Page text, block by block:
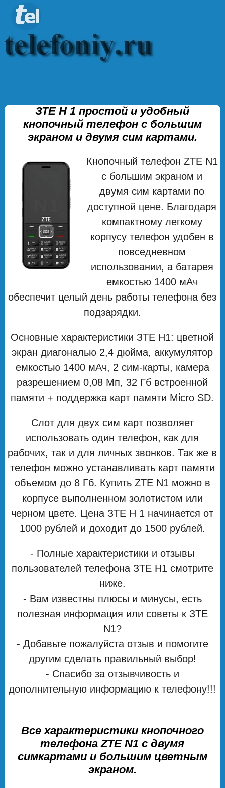
ЗТЕ Н 1 простой и удобный
кнопочный телефон с большим
экраном и двумя сим картами.
Кнопочный телефон ZTE N1
с большим экраном и
двумя сим картами по
доступной цене. Благодаря
компактному легкому
корпусу телефон удобен в
повседневном
использовании, а батарея
емкостью 1400 мАч
обеспечит целый день работы телефона без
подзарядки.
Основные характеристики ЗТЕ Н1: цветной
экран диагональю 2,4 дюйма, аккумулятор
емкостью 1400 мАч, 2 сим-карты, камера
разрешением 0,08 Мп, 32 Гб встроенной
памяти + поддержка карт памяти Micro SD.
Слот для двух сим карт позволяет
использовать один телефон, как для
рабочих, так и для личных звонков. Так же в
телефон можно устанавливать карт памяти
объемом до 8 Гб. Купить ZTE N1 можно в
корпусе выполненном золотистом или
черном цвете. Цена ЗТЕ Н 1 начинается от
1000 рублей и доходит до 1500 рублей.
- Полные характеристики и отзывы
пользователей телефона ЗТЕ Н1 смотрите
ниже.
- Вам известны плюсы и минусы, есть
полезная информация или советы к ЗТЕ
N1?
- Добавьте пожалуйста отзыв и помогите
другим сделать правильный выбор!
- Спасибо за отзывчивость и
дополнительную информацию к телефону!!!
Все характеристики кнопочного
телефона ZTE N1 с двумя
симкартами и большим цветным
экраном.